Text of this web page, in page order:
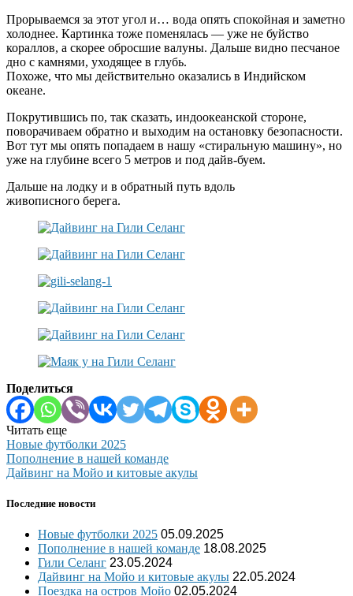
Прорываемся за этот угол и… вода опять спокойная и заметно
холоднее. Картинка тоже поменялась — уже не буйство
кораллов, а скорее обросшие валуны. Дальше видно песчаное
дно с камнями, уходящее в глубь.
Похоже, что мы действительно оказались в Индийском
океане.
Покрутившись по, так сказать, индоокеанской стороне,
поворачиваем обратно и выходим на остановку безопасности.
Вот тут мы опять попадаем в нашу «стиральную машину», но
уже на глубине всего 5 метров и под дайв-буем.
Дальше на лодку и в обратный путь вдоль
живописного берега.
Поделиться
Читать еще
Новые футболки 2025
Пополнение в нашей команде
Дайвинг на Мойо и китовые акулы
Последние новости
Новые футболки 2025 05.09.2025
Пополнение в нашей команде 18.08.2025
Гили Селанг 23.05.2024
Дайвинг на Мойо и китовые акулы 22.05.2024
Поездка на остров Мойо 02.05.2024